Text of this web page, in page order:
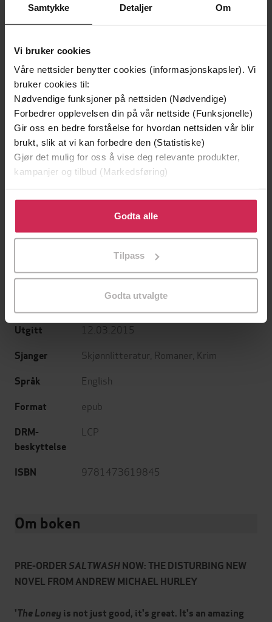
Samtykke Detaljer Om
Vi bruker cookies
Våre nettsider benytter cookies (informasjonskapsler). Vi
bruker cookies til:
Nødvendige funksjoner på nettsiden (Nødvendige)
Forbedrer opplevelsen din på vår nettside (Funksjonelle)
Gir oss en bedre forståelse for hvordan nettsiden vår blir
brukt, slik at vi kan forbedre den (Statistiske)
Gjør det mulig for oss å vise deg relevante produkter,
kampanjer og tilbud (Markedsføring)
Klikk på «Godta alle» for å gi oss ditt samtykke til å
bruke cookies for alle disse formålene. Du kan også
tilpasse ditt samtykke til spesifikke formål ved å klikke
Godta alle
Tilpass
Godta utvalgte
199,-
Minnesota
Jo Nesbø
EBOK
349,-
Utskudd
Jørn Lier Horst
Undertittel
'Full of unnerving terror . . . amazing'
Stephen King
Forfattere Andrew Michael Hurley(forfatter)
John Murray
Utgitt 12.03.2015
Sjanger Skjønnlitteratur Romaner Krim
Språk English
Format epub
DRM-
beskyttelse
LCP
ISBN 9781473619845
Om boken
PRE-ORDERSALTWASHNOW: THE DISTURBING NEW
NOVEL FROM ANDREW MICHAEL HURLEY
'The Loney is not just good, it's great. It's an amazing